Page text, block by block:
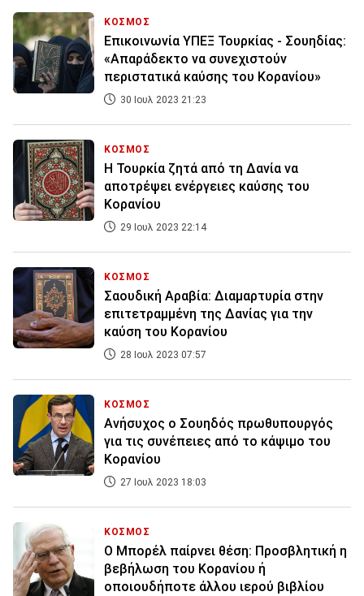
ΚΟΣΜΟΣ
Επικοινωνία ΥΠΕΞ Τουρκίας - Σουηδίας:
«Απαράδεκτο να συνεχιστούν
περιστατικά καύσης του Κορανίου»
30 Ιουλ 2023 21:23
ΚΟΣΜΟΣ
Η Τουρκία ζητά από τη Δανία να
αποτρέψει ενέργειες καύσης του
Κορανίου
29 Ιουλ 2023 22:14
ΚΟΣΜΟΣ
Σαουδική Αραβία: Διαμαρτυρία στην
επιτετραμμένη της Δανίας για την
καύση του Κορανίου
28 Ιουλ 2023 07:57
ΚΟΣΜΟΣ
Ανήσυχος ο Σουηδός πρωθυπουργός
για τις συνέπειες από το κάψιμο του
Κορανίου
27 Ιουλ 2023 18:03
ΚΟΣΜΟΣ
Ο Μπορέλ παίρνει θέση: Προσβλητική η
βεβήλωση του Κορανίου ή
οποιουδήποτε άλλου ιερού βιβλίου